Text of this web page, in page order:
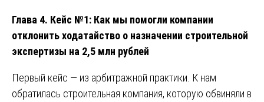
Глава 4. Кейс №1: Как мы помогли компании
отклонить ходатайство о назначении строительной
экспертизы на 2,5 млн рублей
Первый кейс — из арбитражной практики. К нам
обратилась строительная компания, которую обвиняли в